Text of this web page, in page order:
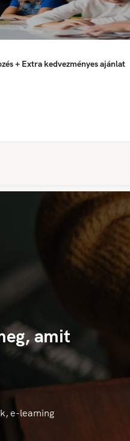
+ Extra kedvezményes ajánlat
amit
e-learning